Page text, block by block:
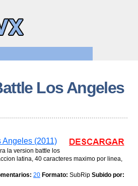
Los Angeles
Angeles (2011)
la version battle los
latina, 40 caracteres maximo por linea,
20 Formato: SubRip Subido por: